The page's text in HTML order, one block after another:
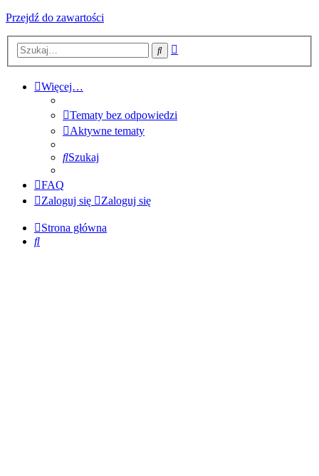
Przejdź do zawartości
Szukaj
Więcej…
Tematy bez odpowiedzi
Aktywne tematy
Szukaj
FAQ
Zaloguj się
Zaloguj się
Strona główna
Szukaj